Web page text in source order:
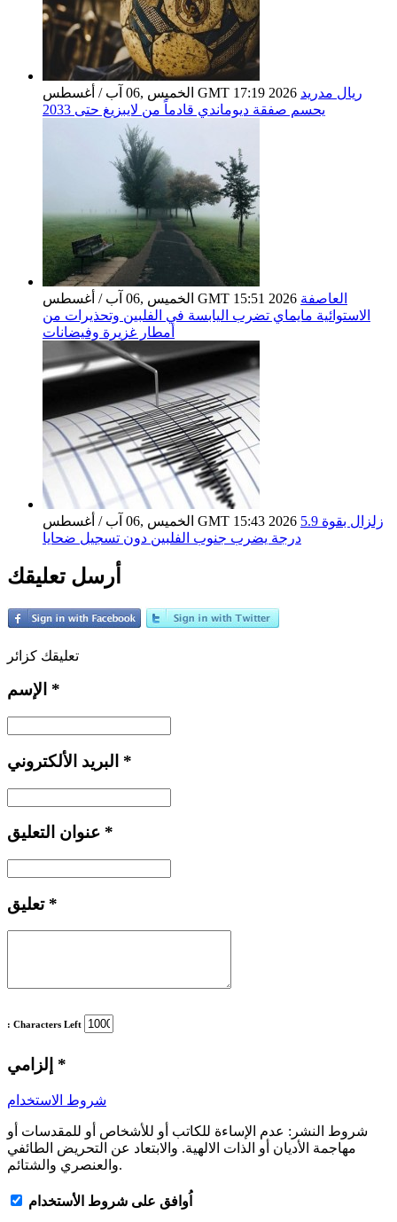
الخميس ,06 آب / أغسطس GMT 17:19 2026 ريال مدريد
يحسم صفقة ديوماندي قادماً من لايبزيغ حتى 2033
الخميس ,06 آب / أغسطس GMT 15:51 2026 العاصفة
الاستوائية مايماي تضرب اليابسة في الفلبين وتحذيرات من
أمطار غزيرة وفيضانات
الخميس ,06 آب / أغسطس GMT 15:43 2026 زلزال بقوة 5.9
درجة يضرب جنوب الفلبين دون تسجيل ضحايا
أرسل تعليقك
تعليقك كزائر
*
*
*
تعليق *
: Characters Left
*
شروط الاستخدام
شروط النشر: عدم الإساءة للكاتب أو للأشخاص أو للمقدسات أو
مهاجمة الأديان أو الذات الالهية. والابتعاد عن التحريض الطائفي
والعنصري والشتائم.
اُوافق على شروط الأستخدام